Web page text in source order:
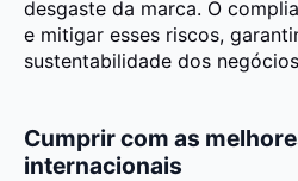
desgaste da marca. O
e mitigar esses riscos,
sustentabilidade dos
Cumprir com as
internacionais